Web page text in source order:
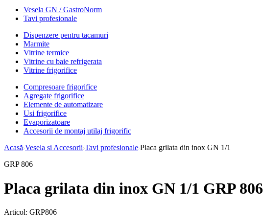
Vesela GN / GastroNorm
Tavi profesionale
Dispenzere pentru tacamuri
Marmite
Vitrine termice
Vitrine cu baie refrigerata
Vitrine frigorifice
Compresoare frigorifice
Agregate frigorifice
Elemente de automatizare
Usi frigorifice
Evaporizatoare
Accesorii de montaj utilaj frigorific
Acasă Vesela si Accesorii Tavi profesionale Placa grilata din inox GN 1/1
GRP 806
Placa grilata din inox GN 1/1 GRP 806
Articol: GRP806